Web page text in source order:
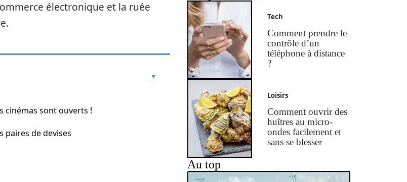
électronique et la ruée
cinémas sont ouverts !
paires de devises
Tech
Comment prendre le
contrôle d’un
téléphone à distance
?
Loisirs
Comment ouvrir des
huîtres au micro-
ondes facilement et
sans se blesser
Au top